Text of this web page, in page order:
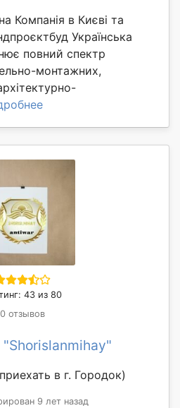
Компанія в Києві та
Українська
повний спектр
монтажних,
43 из 80
0 отзывов
в г. Городок)
9 лет назад